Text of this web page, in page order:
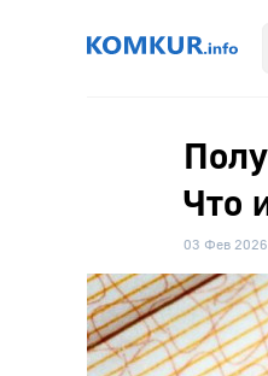
Что
03 Фев